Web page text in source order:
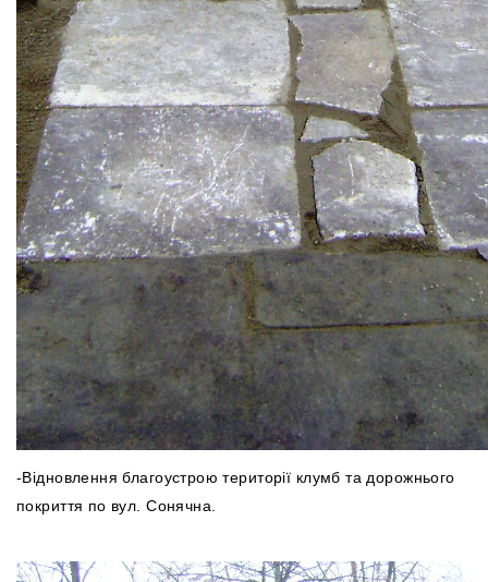
-Відновлення благоустрою території клумб та дорожнього
покриття по вул. Сонячна.